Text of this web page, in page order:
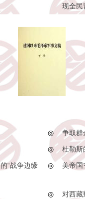
现全民
◎ 争取群
◎ 杜勒斯
“战争边缘
◎ 美帝国
◎ 对西藏